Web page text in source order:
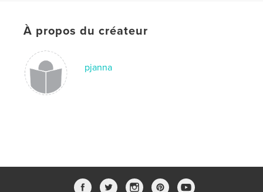
À propos du créateur
pjanna